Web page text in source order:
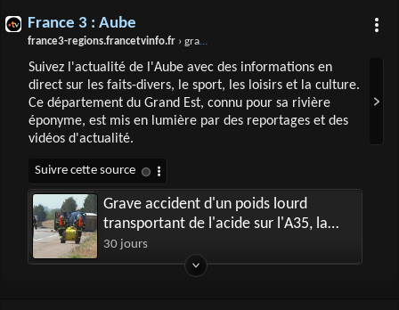
France 3 : Aube
france3-regions.francetvinfo.fr › grand-est › aube
Suivez l'actualité de l'Aube avec des informations en
direct sur les faits-divers, le sport, les loisirs et la culture.
Ce département du Grand Est, connu pour sa rivière
éponyme, est mis en lumière par des reportages et des
vidéos d'actualité.
Grave accident d'un poids lourd
transportant de l'acide sur l'A35, la
circulation interrompue dans les deux
sens pendant plusieurs heures
30 jours